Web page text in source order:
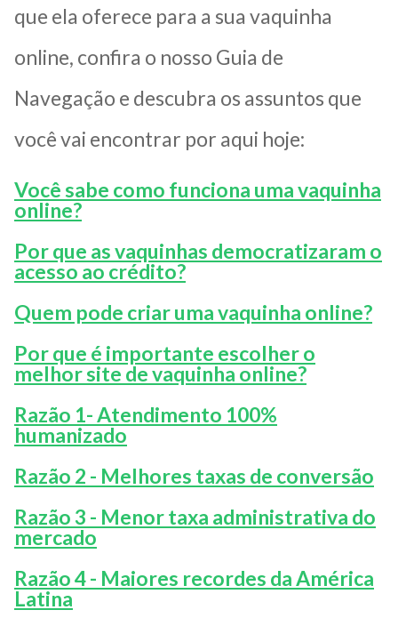
que ela oferece para a sua vaquinha
online, confira o nosso Guia de
Navegação e descubra os assuntos que
você vai encontrar por aqui hoje:
Você sabe como funciona uma vaquinha
online?
Por que as vaquinhas democratizaram o
acesso ao crédito?
Quem pode criar uma vaquinha online?
Por que é importante escolher o
melhor site de vaquinha online?
Razão 1- Atendimento 100%
humanizado
Razão 2 - Melhores taxas de conversão
Razão 3 - Menor taxa administrativa do
mercado
Razão 4 - Maiores recordes da América
Latina